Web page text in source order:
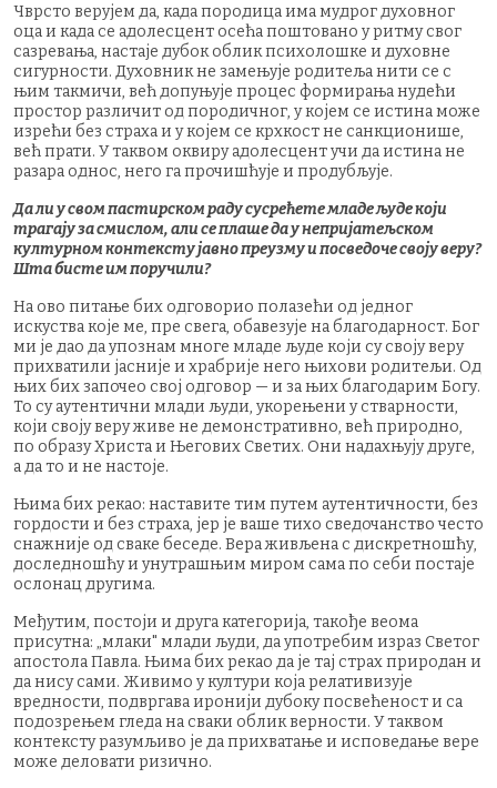
Чврсто верујем да, када породица има мудрог духовног
оца и када се адолесцент осећа поштовано у ритму свог
сазревања, настаје дубок облик психолошке и духовне
сигурности. Духовник не замењује родитеља нити се с
њим такмичи, већ допуњује процес формирања нудећи
простор различит од породичног, у којем се истина може
изрећи без страха и у којем се крхкост не санкционише,
већ прати. У таквом оквиру адолесцент учи да истина не
разара однос, него га прочишћује и продубљује.
Да ли у свом пастирском раду сусрећете младе људе који
трагају за смислом, али се плаше да у непријатељском
културном контексту јавно преузму и посведоче своју веру?
Шта бисте им поручили?
На ово питање бих одговорио полазећи од једног
искуства које ме, пре свега, обавезује на благодарност. Бог
ми је дао да упознам многе младе људе који су своју веру
прихватили јасније и храбрије него њихови родитељи. Од
њих бих започео свој одговор — и за њих благодарим Богу.
То су аутентични млади људи, укорењени у стварности,
који своју веру живе не демонстративно, већ природно,
по образу Христа и Његових Светих. Они надахњују друге,
а да то и не настоје.
Њима бих рекао: наставите тим путем аутентичности, без
гордости и без страха, јер је ваше тихо сведочанство често
снажније од сваке беседе. Вера живљена с дискретношћу,
доследношћу и унутрашњим миром сама по себи постаје
ослонац другима.
Међутим, постоји и друга категорија, такође веома
присутна: „млаки" млади људи, да употребим израз Светог
апостола Павла. Њима бих рекао да је тај страх природан и
да нису сами. Живимо у култури која релативизује
вредности, подвргава иронији дубоку посвећеност и са
подозрењем гледа на сваки облик верности. У таквом
контексту разумљиво је да прихватање и исповедање вере
може деловати ризично.